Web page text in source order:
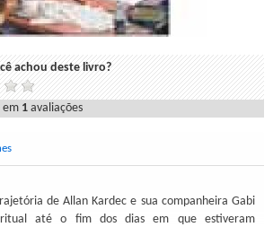
achou deste livro?
em 1 avaliações
de Allan Kardec e sua companheira Gabi
até o fim dos dias em que estiveram